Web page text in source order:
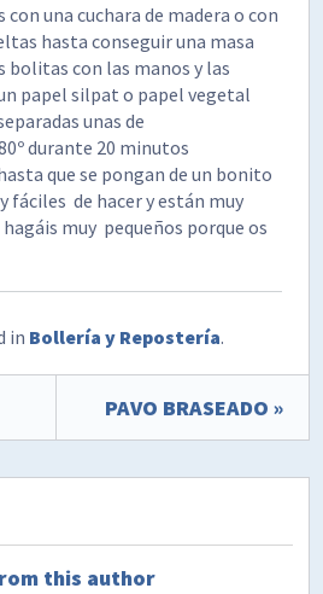
una cuchara de madera o con
hasta conseguir una masa
bolitas con las manos y las
papel silpat o papel vegetal
unas de
durante 20 minutos
que se pongan de un bonito
fáciles de hacer y están muy
muy pequeños porque os
in Bollería y Repostería.
PAVO BRASEADO »
this author